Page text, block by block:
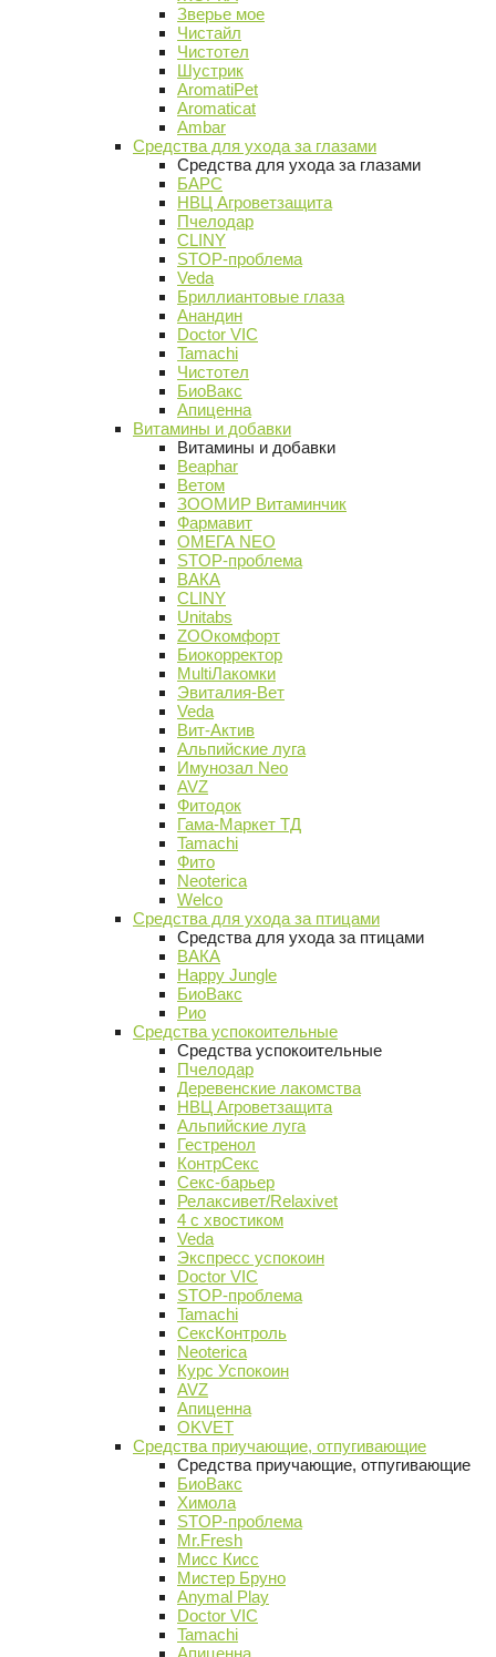
Зверье мое
Чистайл
Чистотел
Шустрик
AromatiPet
Aromaticat
Ambar
Средства для ухода за глазами
Средства для ухода за глазами
БАРС
НВЦ Агроветзащита
Пчелодар
CLINY
STOP-проблема
Veda
Бриллиантовые глаза
Анандин
Doctor VIC
Tamachi
Чистотел
БиоВакс
Апиценна
Витамины и добавки
Витамины и добавки
Beaphar
Ветом
ЗООМИР Витаминчик
Фармавит
ОМЕГА NEO
STOP-проблема
ВАКА
CLINY
Unitabs
ZOOкомфорт
Биокорректор
MultiЛакомки
Эвиталия-Вет
Veda
Вит-Актив
Альпийские луга
Имунозал Neo
AVZ
Фитодок
Гама-Маркет ТД
Tamachi
Фито
Neoterica
Welco
Средства для ухода за птицами
Средства для ухода за птицами
ВАКА
Happy Jungle
БиоВакс
Рио
Средства успокоительные
Средства успокоительные
Пчелодар
Деревенские лакомства
НВЦ Агроветзащита
Альпийские луга
Гестренол
КонтрСекс
Секс-барьер
Релаксивет/Relaxivet
4 с хвостиком
Veda
Экспресс успокоин
Doctor VIC
STOP-проблема
Tamachi
СексКонтроль
Neoterica
Курс Успокоин
AVZ
Апиценна
OKVET
Средства приучающие, отпугивающие
Средства приучающие, отпугивающие
БиоВакс
Химола
STOP-проблема
Mr.Fresh
Мисс Кисс
Мистер Бруно
Anymal Play
Doctor VIC
Tamachi
Апиценна